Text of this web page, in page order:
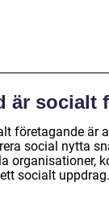
är socialt
företagande är
social nytta
organisationer,
socialt uppdrag.